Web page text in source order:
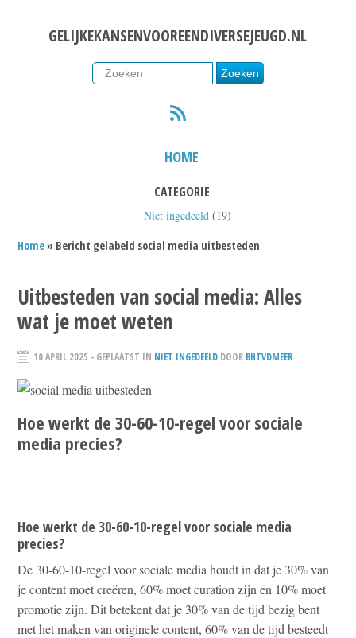
GELIJKEKANSENVOOREENDIVERSEJEUGD.NL
HOME
CATEGORIE
Niet ingedeeld (19)
Home» Bericht gelabeld social media uitbesteden
Uitbesteden van social media: Alles
wat je moet weten
10 APRIL 2025 - GEPLAATST IN NIET INGEDEELD DOOR BHTVDMEER
Hoe werkt de 30-60-10-regel voor sociale
media precies?
Hoe werkt de 30-60-10-regel voor sociale media
precies?
De 30-60-10-regel voor sociale media houdt in dat je 30% van
je content moet creëren, 60% moet curation zijn en 10% moet
promotie zijn. Dit betekent dat je 30% van de tijd bezig bent
met het maken van originele content, 60% van de tijd besteedt